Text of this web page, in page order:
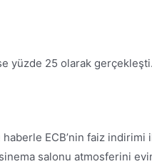
yüzde 25 olarak gerçekleşti.
ECB’nin faiz indirimi
salonu atmosferini